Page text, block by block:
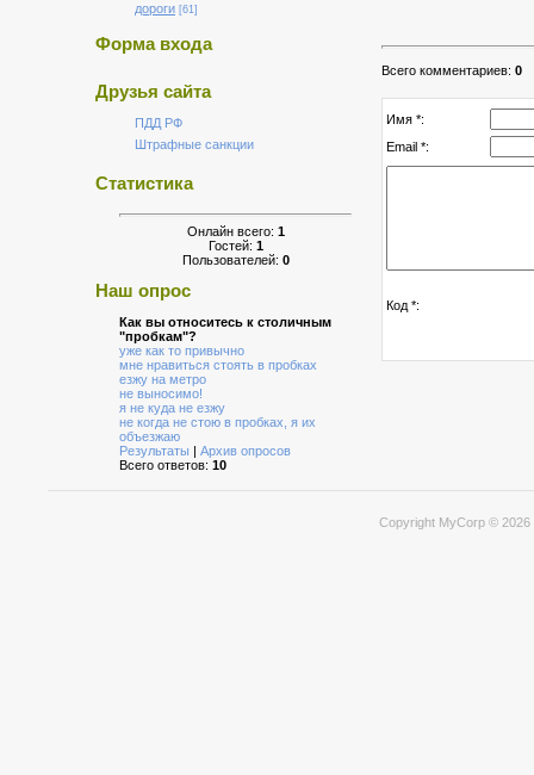
дороги [61]
Форма входа
Друзья сайта
ПДД РФ
Штрафные санкции
Статистика
Онлайн всего: 1
Гостей: 1
Пользователей: 0
Наш опрос
Как вы относитесь к столичным
"пробкам"?
уже как то привычно
мне нравиться стоять в пробках
езжу на метро
не выносимо!
я не куда не езжу
не когда не стою в пробках, я их
объезжаю
Результаты | Архив опросов
Всего ответов: 10
Всего комментариев: 0
Имя *:
Email *:
Код *:
Copyright MyCorp ©